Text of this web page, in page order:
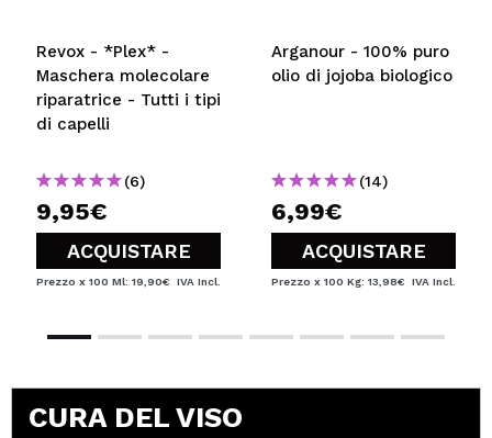
Revox - *Plex* -
Maschera molecolare
riparatrice - Tutti i tipi
di capelli
(6)
9,95€
ACQUISTARE
Prezzo x 100 Ml: 19,90€ IVA Incl.
Arganour - 100% puro
olio di jojoba biologico
(14)
6,99€
ACQUISTARE
Prezzo x 100 Kg: 13,98€ IVA Incl.
CURA DEL VISO